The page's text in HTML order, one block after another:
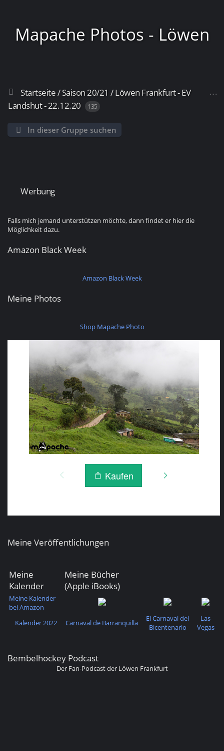
Mapache Photos - Löwen
Frankfurt
Startseite/Saison 20/21 /Löwen Frankfurt - EV
Landshut - 22.12.20
135
In dieser Gruppe suchen
Werbung
Falls mich jemand unterstützen möchte, dann findet er hier die
Möglichkeit dazu.
Amazon Black Week
Amazon Black Week
Meine Photos
Shop Mapache Photo
Meine Veröffentlichungen
Meine
Kalender
Meine Bücher
(Apple iBooks)
Meine Kalender
bei Amazon
Kalender 2022
Carnaval de Barranquilla
El Carnaval del
Bicentenario
Las
Vegas
Bembelhockey Podcast
Der Fan-Podcast der Löwen Frankfurt